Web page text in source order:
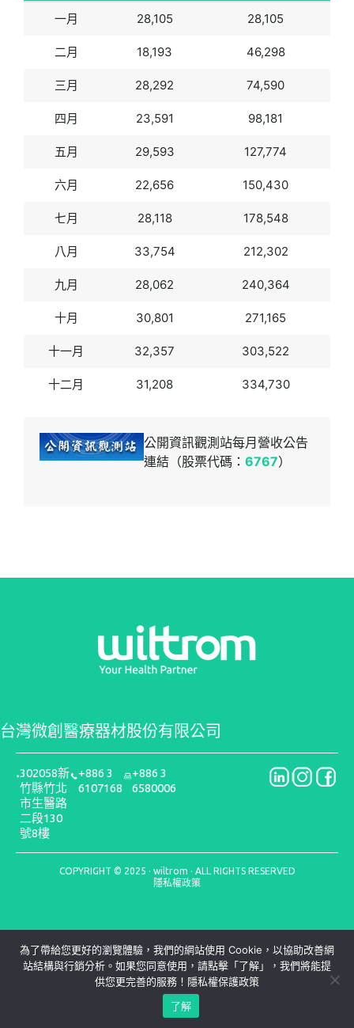
一月 28,105 28,105
二月 18,193 46,298
三月 28,292 74,590
四月 23,591 98,181
五月 29,593 127,774
六月 22,656 150,430
七月 28,118 178,548
八月 33,754 212,302
九月 28,062 240,364
十月 30,801 271,165
十一月 32,357 303,522
十二月 31,208 334,730
公開資訊觀測站每月營收公告
連結（股票代碼： 6767）
台灣微創醫療器材股份有限公司
302058新
竹縣竹北
市生醫路
二段130
號8樓
+886 3
6107168
+886 3
6580006
COPYRIGHT © 2025 · wiltrom · ALL RIGHTS RESERVED
隱私權政策
為了帶給您更好的瀏覽體驗，我們的網站使用 Cookie，以協助改善網
站結構與行銷分析。如果您同意使用，請點擊「了解」，我們將能提
供您更完善的服務！ 隱私權保護政策
了解